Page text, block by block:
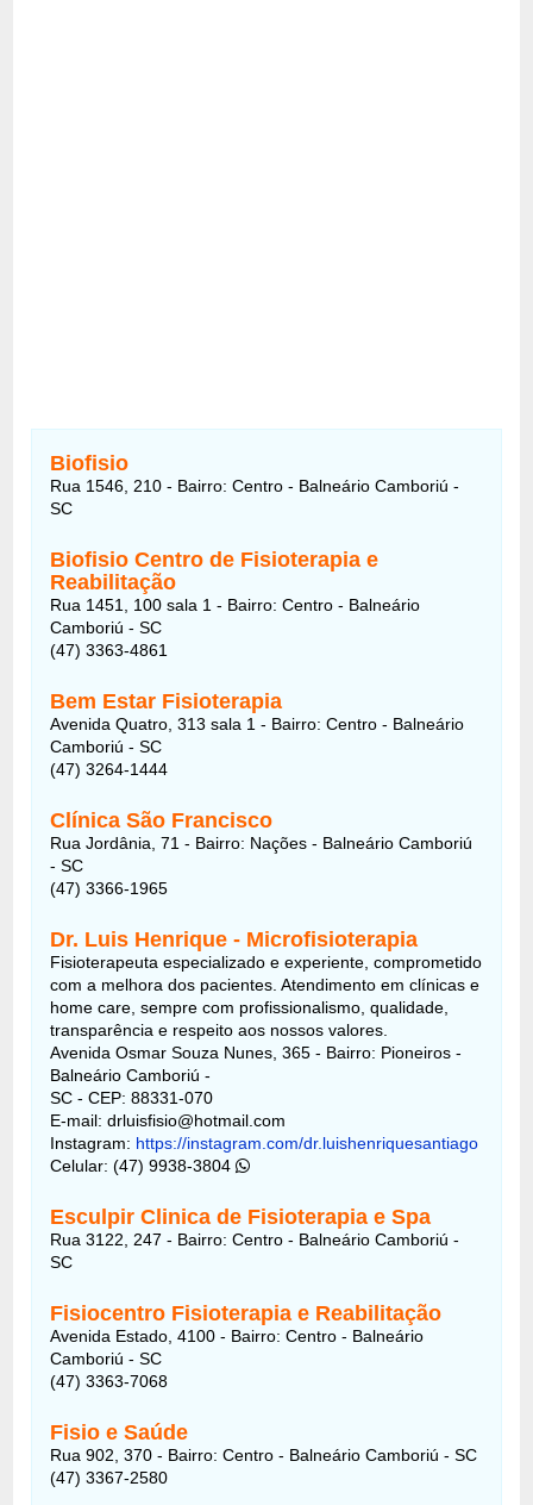
Biofisio
Rua 1546, 210 - Bairro: Centro - Balneário Camboriú -
SC
Biofisio Centro de Fisioterapia e
Reabilitação
Rua 1451, 100 sala 1 - Bairro: Centro - Balneário
Camboriú - SC
(47) 3363-4861
Bem Estar Fisioterapia
Avenida Quatro, 313 sala 1 - Bairro: Centro - Balneário
Camboriú - SC
(47) 3264-1444
Clínica São Francisco
Rua Jordânia, 71 - Bairro: Nações - Balneário Camboriú
- SC
(47) 3366-1965
Dr. Luis Henrique - Microfisioterapia
Fisioterapeuta especializado e experiente, comprometido
com a melhora dos pacientes. Atendimento em clínicas e
home care, sempre com profissionalismo, qualidade,
transparência e respeito aos nossos valores.
Avenida Osmar Souza Nunes, 365 - Bairro: Pioneiros -
Balneário Camboriú -
SC - CEP: 88331-070
E-mail: drluisfisio@hotmail.com
Instagram: https://instagram.com/dr.luishenriquesantiago
Celular: (47) 9938-3804
Esculpir Clinica de Fisioterapia e Spa
Rua 3122, 247 - Bairro: Centro - Balneário Camboriú -
SC
Fisiocentro Fisioterapia e Reabilitação
Avenida Estado, 4100 - Bairro: Centro - Balneário
Camboriú - SC
(47) 3363-7068
Fisio e Saúde
Rua 902, 370 - Bairro: Centro - Balneário Camboriú - SC
(47) 3367-2580